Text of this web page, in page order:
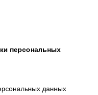
персональных
данных